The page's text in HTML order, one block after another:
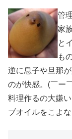
管
家
と
も
逆に息子や旦那
のが快感。(￣ー
料理作るの大嫌
ブオイルをこよ